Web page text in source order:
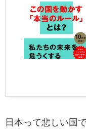
日本って悲しい国